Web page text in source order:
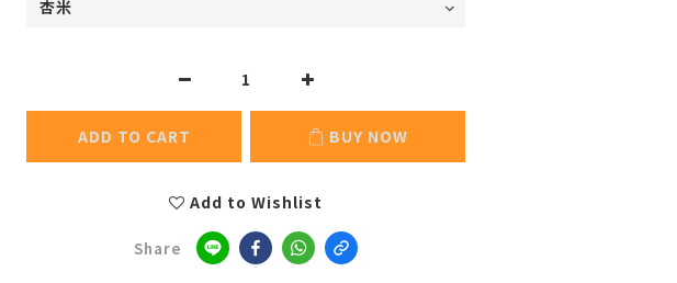
ADD TO CART BUY NOW
Add to Wishlist
Share